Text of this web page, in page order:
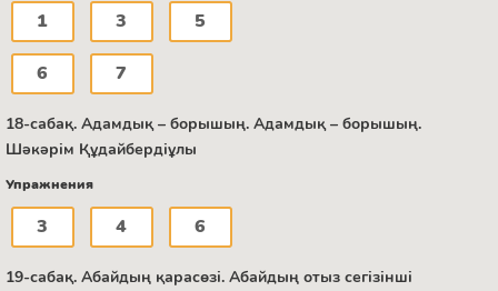
1 3 5
6 7
18-сабақ. Адамдық – борышың. Адамдық – борышың.
Шәкәрім Құдайбердіұлы
Упражнения
3 4 6
19-сабақ. Абайдың қарасөзі. Абайдың отыз сегізінші